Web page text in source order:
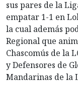
sus pares de la
empatar 1-1 en
la cual además
Regional que
Chascomús de la
y Defensores de
Mandarinas de la